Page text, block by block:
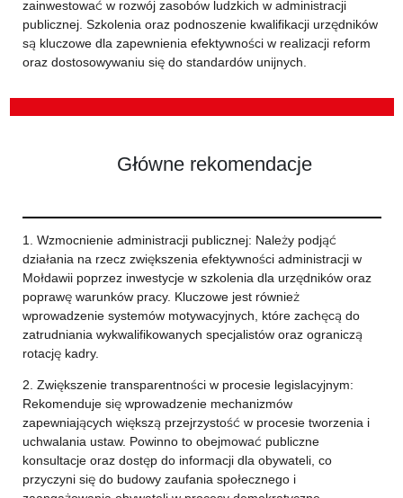
zainwestować w rozwój zasobów ludzkich w administracji
publicznej. Szkolenia oraz podnoszenie kwalifikacji urzędników
są kluczowe dla zapewnienia efektywności w realizacji reform
oraz dostosowywaniu się do standardów unijnych.
Główne rekomendacje
1. Wzmocnienie administracji publicznej: Należy podjąć
działania na rzecz zwiększenia efektywności administracji w
Mołdawii poprzez inwestycje w szkolenia dla urzędników oraz
poprawę warunków pracy. Kluczowe jest również
wprowadzenie systemów motywacyjnych, które zachęcą do
zatrudniania wykwalifikowanych specjalistów oraz ograniczą
rotację kadry.
2. Zwiększenie transparentności w procesie legislacyjnym:
Rekomenduje się wprowadzenie mechanizmów
zapewniających większą przejrzystość w procesie tworzenia i
uchwalania ustaw. Powinno to obejmować publiczne
konsultacje oraz dostęp do informacji dla obywateli, co
przyczyni się do budowy zaufania społecznego i